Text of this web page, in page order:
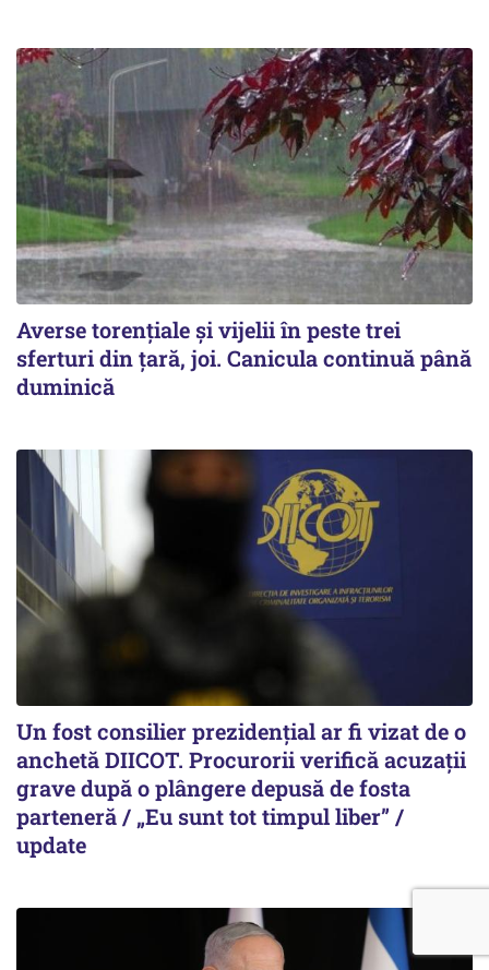
Averse torențiale și vijelii în peste trei
sferturi din țară, joi. Canicula continuă până
duminică
Un fost consilier prezidențial ar fi vizat de o
anchetă DIICOT. Procurorii verifică acuzații
grave după o plângere depusă de fosta
parteneră / „Eu sunt tot timpul liber” /
update